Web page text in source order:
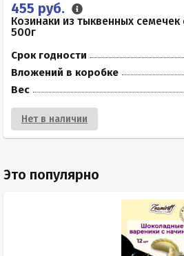
455 руб.
Козинаки из тыквенных
500г
Срок годности
Вложений в коробке
Вес
Нет в наличии
Это популярно